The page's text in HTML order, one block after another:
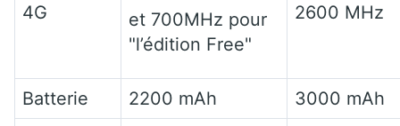
4G
et 700MHz pour
"l’édition Free"
2600 MHz
Batterie 2200 mAh
3000 mAh